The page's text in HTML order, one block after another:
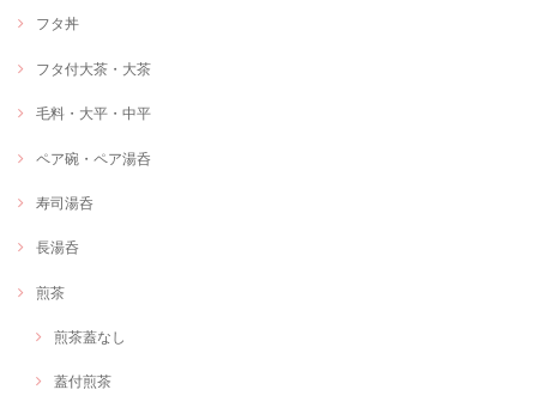
フタ丼
フタ付大茶・大茶
毛料・大平・中平
ペア碗・ペア湯呑
寿司湯呑
長湯呑
煎茶
煎茶蓋なし
蓋付煎茶